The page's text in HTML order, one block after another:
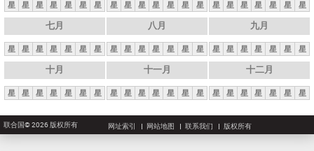
星 星 星 星 星 星 星 星 星 星 星 星 星 星 星 星 星 星 星 星 星
七月
星 星 星 星 星 星 星
八月
星 星 星 星 星 星 星
九月
星 星 星 星 星 星 星
十月
星 星 星 星 星 星 星
十一月
星 星 星 星 星 星 星
十二月
星 星 星 星 星 星 星
联合国© 2026 版权所有 网址索引 网站地图 联系我们 版权所有